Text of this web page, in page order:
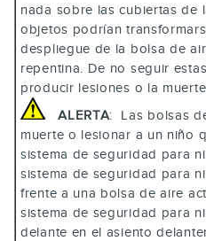
nada sobre las cubiertas de
objetos podrían
despliegue de la bolsa de
repentina. De no seguir
producir lesiones o la
ALERTA: Las bolsas
muerte o lesionar a un niño
sistema de seguridad para
sistema de seguridad para
frente a una bolsa de aire
sistema de seguridad para
delante en el asiento